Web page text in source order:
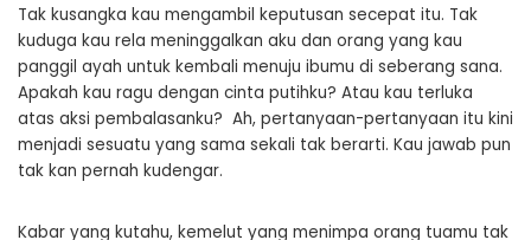
Tak kusangka kau mengambil keputusan secepat itu. Tak
kuduga kau rela meninggalkan aku dan orang yang kau
panggil ayah untuk kembali menuju ibumu di seberang sana.
Apakah kau ragu dengan cinta putihku? Atau kau terluka
atas aksi pembalasanku? Ah, pertanyaan-pertanyaan itu kini
menjadi sesuatu yang sama sekali tak berarti. Kau jawab pun
tak kan pernah kudengar.
Kabar yang kutahu, kemelut yang menimpa orang tuamu tak